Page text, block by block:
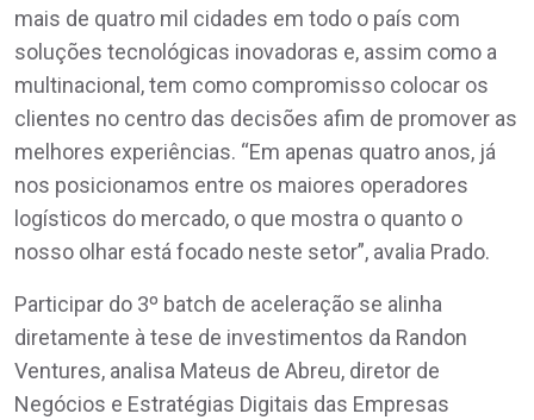
mais de quatro mil cidades em todo o país com
soluções tecnológicas inovadoras e, assim como a
multinacional, tem como compromisso colocar os
clientes no centro das decisões afim de promover as
melhores experiências. “Em apenas quatro anos, já
nos posicionamos entre os maiores operadores
logísticos do mercado, o que mostra o quanto o
nosso olhar está focado neste setor”, avalia Prado.
Participar do 3º batch de aceleração se alinha
diretamente à tese de investimentos da Randon
Ventures, analisa Mateus de Abreu, diretor de
Negócios e Estratégias Digitais das Empresas